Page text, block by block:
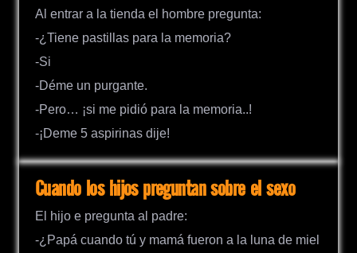
Al entrar a la tienda el hombre pregunta:
-¿Tiene pastillas para la memoria?
-Si
-Déme un purgante.
-Pero… ¡si me pidió para la memoria..!
-¡Deme 5 aspirinas dije!
Cuando los hijos preguntan sobre el sexo
El hijo e pregunta al padre:
-¿Papá cuando tú y mamá fueron a la luna de miel